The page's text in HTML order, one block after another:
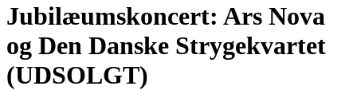
Jubilæumskoncert: Ars Nova
og Den Danske Strygekvartet
(UDSOLGT)